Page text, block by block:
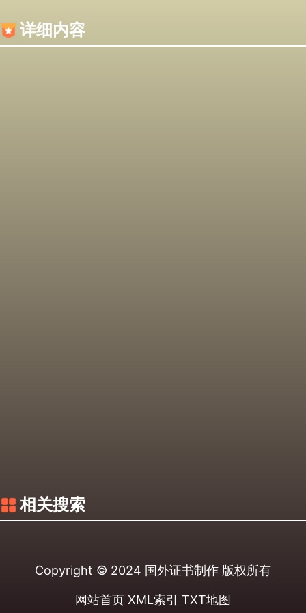
详细内容
相关搜索
Copyright © 2024 国外证书制作 版权所有
网站首页 XML索引 TXT地图